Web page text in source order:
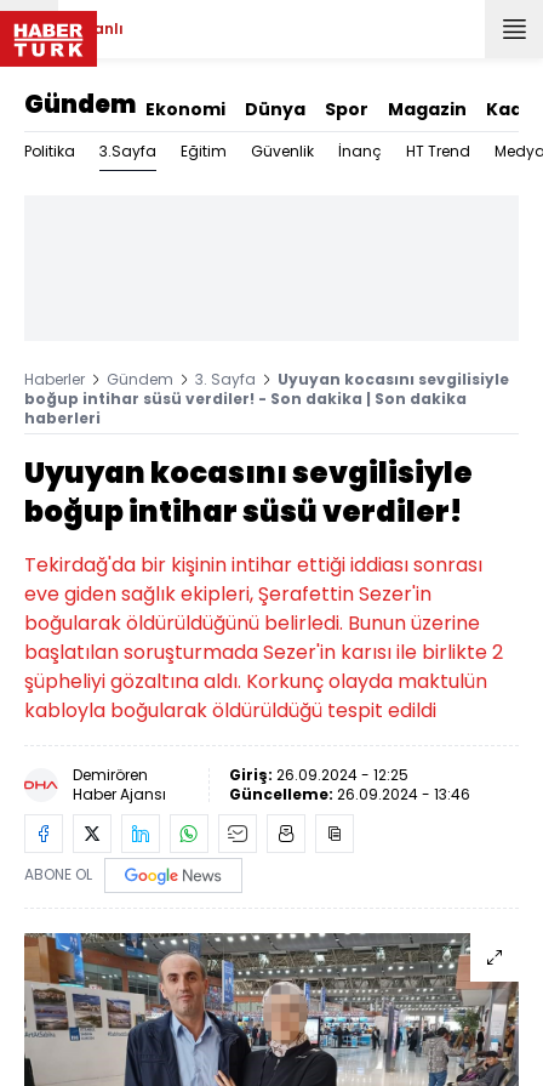
Canlı
Gündem Ekonomi Dünya Spor Magazin Kadın
Politika 3.Sayfa Eğitim Güvenlik İnanç HT Trend
Haberler Gündem 3. Sayfa
Uyuyan kocasını sevgilisiyle
boğup intihar süsü verdiler! - Son dakika | Son dakika
haberleri
Uyuyan kocasını sevgilisiyle
boğup intihar süsü verdiler!
Tekirdağ'da bir kişinin intihar ettiği iddiası sonrası
eve giden sağlık ekipleri, Şerafettin Sezer'in
boğularak öldürüldüğünü belirledi. Bunun üzerine
başlatılan soruşturmada Sezer'in karısı ile birlikte 2
şüpheliyi gözaltına aldı. Korkunç olayda maktulün
kabloyla boğularak öldürüldüğü tespit edildi
Demirören
Haber Ajansı
Giriş: 26.09.2024 - 12:25
Güncelleme: 26.09.2024 - 13:46
ABONE OL